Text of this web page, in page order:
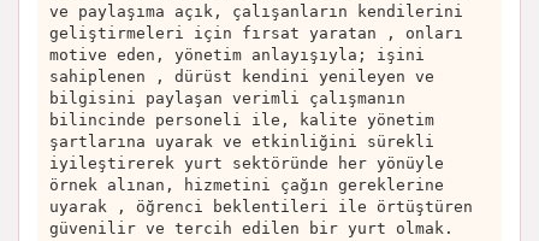
ve paylaşıma açık, çalışanların kendilerini
geliştirmeleri için fırsat yaratan , onları
motive eden, yönetim anlayışıyla; işini
sahiplenen , dürüst kendini yenileyen ve
bilgisini paylaşan verimli çalışmanın
bilincinde personeli ile, kalite yönetim
şartlarına uyarak ve etkinliğini sürekli
iyileştirerek yurt sektöründe her yönüyle
örnek alınan, hizmetini çağın gereklerine
uyarak , öğrenci beklentileri ile örtüştüren
güvenilir ve tercih edilen bir yurt olmak.